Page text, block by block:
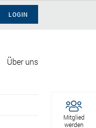
Mitglied
werden
LOGIN
Über uns